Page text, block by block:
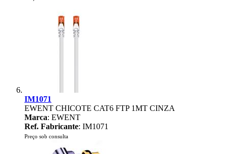
IM1071
EWENT CHICOTE CAT6 FTP 1MT CINZA
Marca: EWENT
Ref. Fabricante: IM1071
Preço sob consulta